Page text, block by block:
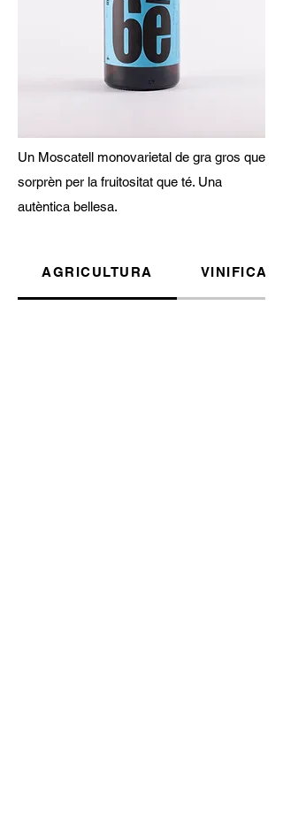
Un Moscatell monovarietal de gra gros que
sorprèn per la fruitositat que té. Una
autèntica bellesa.
AGRICULTURA